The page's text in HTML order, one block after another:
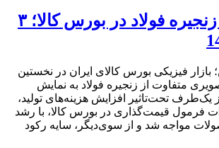
آمار معاملات زنجیره فولاد در بورس کالا؛ ۳
بازار فیزیکی بورس کالای ایران در نخستین
مرداد ۱۴۰۵، تصویری متفاوت از زنجیره فولاد به نمایش
یک‌طرف تحت‌تاثیر افزایش هزینه‌های تولید،
فرمول قیمت‌گذاری در بورس کالا، با رشد
مواجه شد و از سوی‌دیگر، سایه رکود